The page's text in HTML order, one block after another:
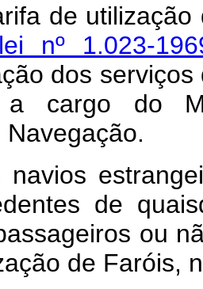
de
nº 1.023-
dos
a cargo do
navios
de
ou
de Faróis,